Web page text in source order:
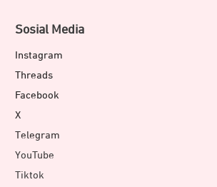
Sosial Media
Instagram
Threads
Facebook
X
Telegram
YouTube
Tiktok